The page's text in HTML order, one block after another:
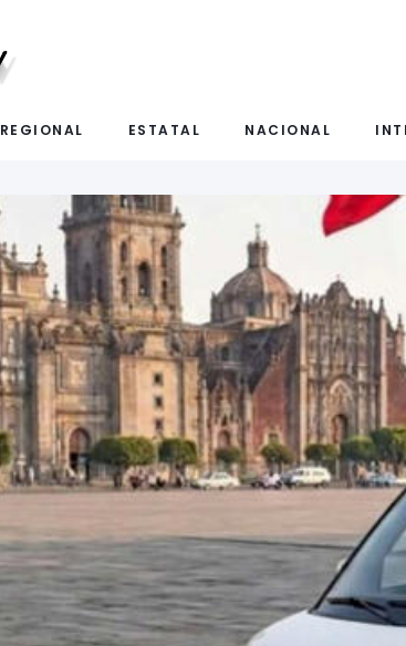
REGIONAL ESTATAL NACIONAL